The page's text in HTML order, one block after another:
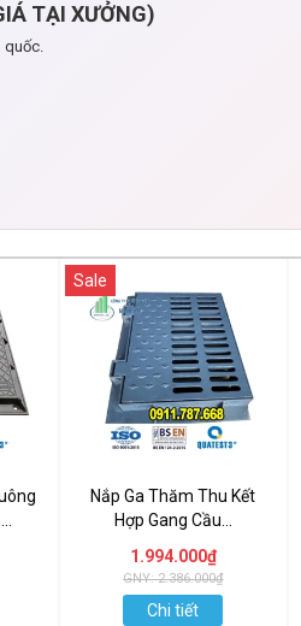
TẠI XƯỞNG)
quốc.
Sale
Nắp Ga Thăm Thu Kết
Hợp Gang Cầu...
1.994.000₫
GNY: 2.386.000₫
Chi tiết